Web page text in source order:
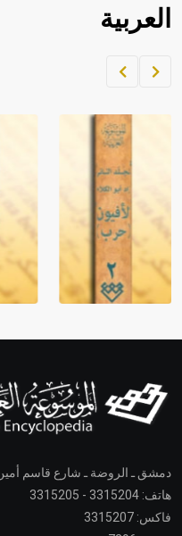
العربية
دمشق ـ الروضة ـ شارع قاسم أمين ـ
هاتف: 3315204 - 3315205
فاكس: 3315207